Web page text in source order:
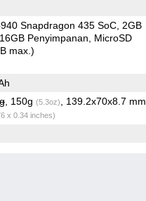
Snapdragon 435 SoC 2GB
16GB Penyimpanan
MicroSD
max.)
, 150g (5.3oz) , 139.2x70x8.7 mm
x 0.34 inches)